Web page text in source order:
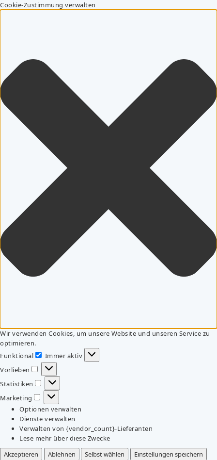
Cookie-Zustimmung verwalten
Wir verwenden Cookies, um unsere Website und unseren Service zu
optimieren.
Funktional
Funktional
Immer aktiv
Vorlieben
Vorlieben
Statistiken
Statistiken
Marketing
Marketing
Optionen verwalten
Dienste verwalten
Verwalten von {vendor_count}-Lieferanten
Lese mehr über diese Zwecke
Akzeptieren
Ablehnen Selbst wählen
Einstellungen speichern